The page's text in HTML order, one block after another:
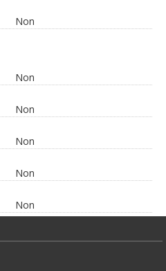
Non
Non
Non
Non
Non
Non